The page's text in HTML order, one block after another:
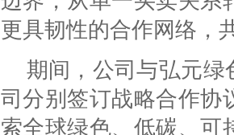
更具韧性的合作网络，
期间，公司与弘元
司分别签订战略合作协
索全球绿色、低碳、可